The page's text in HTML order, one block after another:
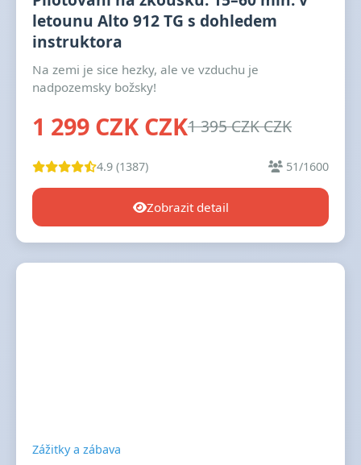
letounu Alto 912 TG s dohledem
instruktora
Na zemi je sice hezky, ale ve vzduchu je
nadpozemsky božsky!
1 299 CZK CZK1 395 CZK CZK
4.9 (1387) 51/1600
Zobrazit detail
Zážitky a zábava